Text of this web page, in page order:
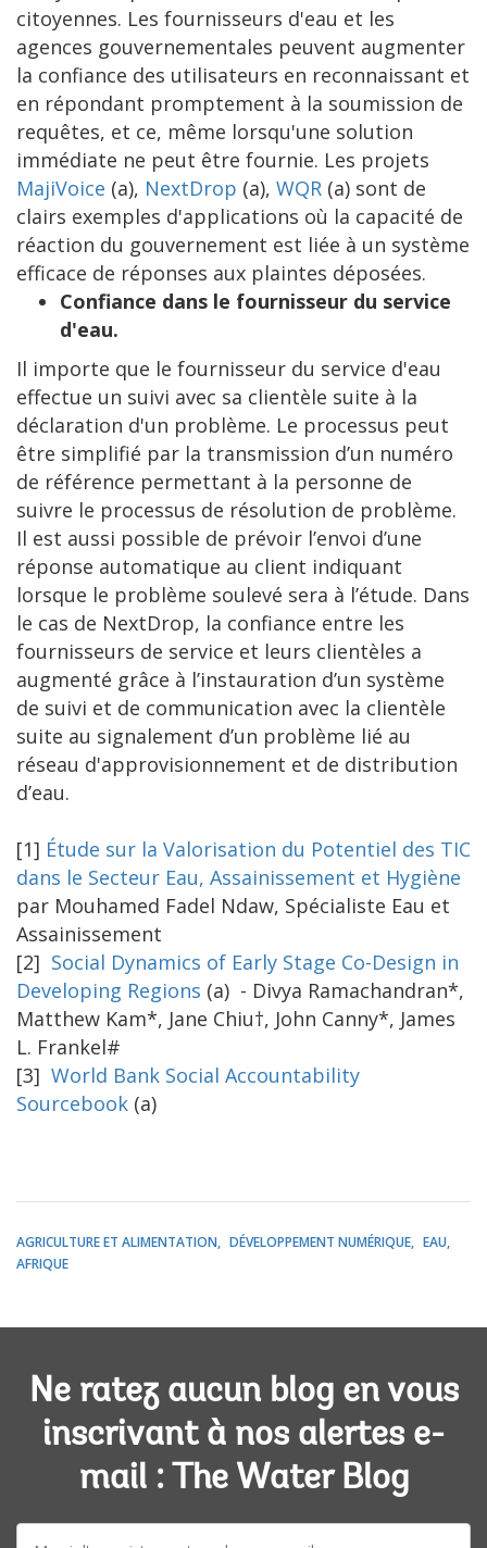
citoyennes. Les fournisseurs d'eau et les
agences gouvernementales peuvent augmenter
la confiance des utilisateurs en reconnaissant et
en répondant promptement à la soumission de
requêtes, et ce, même lorsqu'une solution
immédiate ne peut être fournie. Les projets
MajiVoice (a), NextDrop (a), WQR (a) sont de
clairs exemples d'applications où la capacité de
réaction du gouvernement est liée à un système
efficace de réponses aux plaintes déposées.
Confiance dans le fournisseur du service
d'eau.
​Il importe que le fournisseur du service d'eau
effectue un suivi avec sa clientèle suite à la
déclaration d'un problème. Le processus peut
être simplifié par la transmission d’un numéro
de référence permettant à la personne de
suivre le processus de résolution de problème.
Il est aussi possible de prévoir l’envoi d’une
réponse automatique au client indiquant
lorsque le problème soulevé sera à l’étude. Dans
le cas de NextDrop, la confiance entre les
fournisseurs de service et leurs clientèles a
augmenté grâce à l’instauration d’un système
de suivi et de communication avec la clientèle
suite au signalement d’un problème lié au
réseau d'approvisionnement et de distribution
d’eau.
[1] Étude sur la Valorisation du Potentiel des TIC
dans le Secteur Eau, Assainissement et Hygiène
par Mouhamed Fadel Ndaw, Spécialiste Eau et
Assainissement
[2] Social Dynamics of Early Stage Co-Design in
Developing Regions (a) - Divya Ramachandran*,
Matthew Kam*, Jane Chiu†, John Canny*, James
L. Frankel#
[3] World Bank Social Accountability
Sourcebook (a)
AGRICULTURE ET ALIMENTATION DÉVELOPPEMENT NUMÉRIQUE
EAU
AFRIQUE
Ne ratez aucun blog en vous
inscrivant à nos alertes e-
mail : The Water Blog